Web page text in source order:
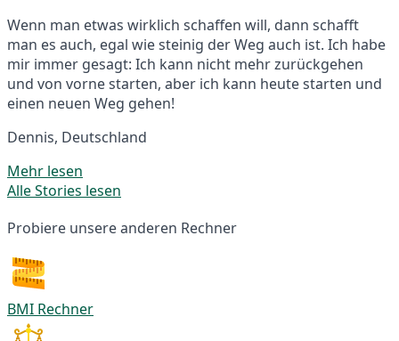
Wenn man etwas wirklich schaffen will, dann schafft
man es auch, egal wie steinig der Weg auch ist. Ich habe
mir immer gesagt: Ich kann nicht mehr zurückgehen
und von vorne starten, aber ich kann heute starten und
einen neuen Weg gehen!
Dennis, Deutschland
Mehr lesen
Alle Stories lesen
Probiere unsere anderen Rechner
BMI Rechner